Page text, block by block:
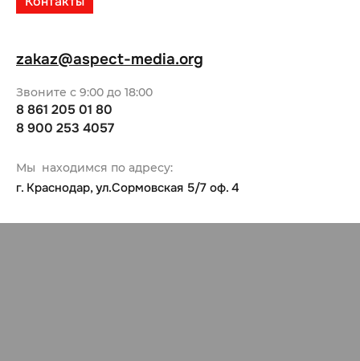
Мы находимся по адресу:
г. Краснодар, ул.Сормовская 5/7 оф. 4
Звоните с 9:00 до 18:00
8 861 205 01 80
8 900 253 4057
zakaz@aspect-media.org